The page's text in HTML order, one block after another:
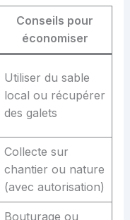
Conseils pour
économiser
Utiliser du sable
local ou récupérer
des galets
Collecte sur
chantier ou nature
(avec autorisation)
Bouturage ou